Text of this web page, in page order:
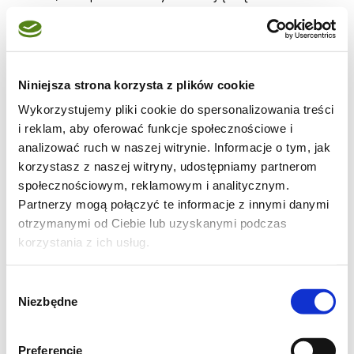
Niniejsza strona korzysta z plików cookie
Wykorzystujemy pliki cookie do spersonalizowania treści
i reklam, aby oferować funkcje społecznościowe i
analizować ruch w naszej witrynie. Informacje o tym, jak
korzystasz z naszej witryny, udostępniamy partnerom
społecznościowym, reklamowym i analitycznym.
Partnerzy mogą połączyć te informacje z innymi danymi
otrzymanymi od Ciebie lub uzyskanymi podczas
korzystania z ich usług.
zgody
Niezbędne
Preferencje
pas, jakby była jakąś księżniczką. A w ogóle
dlaczego babcia ma takie zadbane dłonie,
gra. Dziadek na tym koniu z tą szablą uciekł,
jak na tym zdjęciu tu? To chyba daleko nie
uciekł?
W połowie ubiegłego wieku, wierzcie lub nie,
dzieci chowało się inaczej. Wiedziały tyle, ile
wystarczyło, żeby nie było żadnych kłopotów.
Ale mój tata nie dał sobie ciemnoty wciskać.
Tak długo drążył, aż wydrążył. Otóż babcia
Tyle, że w nieco innym charakterze.
prosperującej pralni. Małżonek jej i dziadek